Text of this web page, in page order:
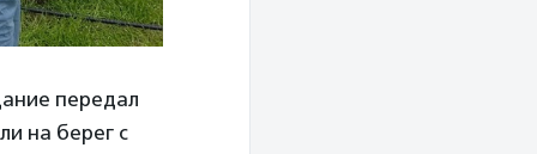
передал
на берег с